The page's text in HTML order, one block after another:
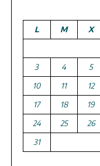
L
M X
3
4 5
10
11 12
17
18 19
24
25 26
31